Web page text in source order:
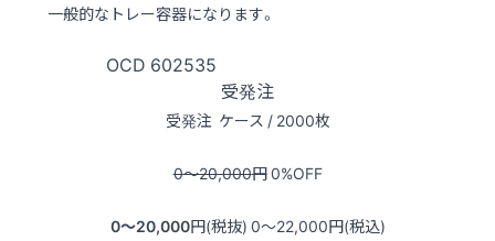
一般的なトレー容器になります。
OCD 602535
受発注
受発注 ケース / 2000枚
0〜20,000円0%OFF
0〜20,000円(税抜) 0〜22,000円(税込)